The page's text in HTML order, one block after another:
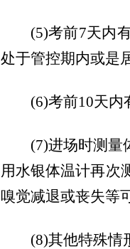
(5)考前7天内
处于管控期内或是
(6)考前10天内
(7)进场时测量
用水银体温计再次
嗅觉减退或丧失等
(8)其他特殊情